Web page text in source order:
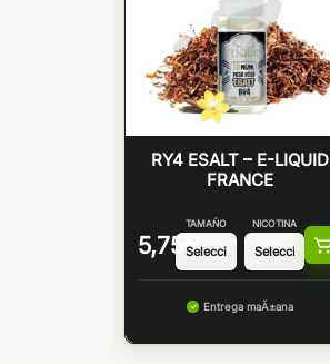
RY4 ESALT – E-LIQUID
FRANCE
5,75 €
TAMAÑO NICOTINA
Entrega maÃ±ana